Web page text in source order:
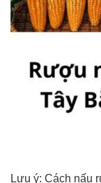
Lưu ý: Cách nấu